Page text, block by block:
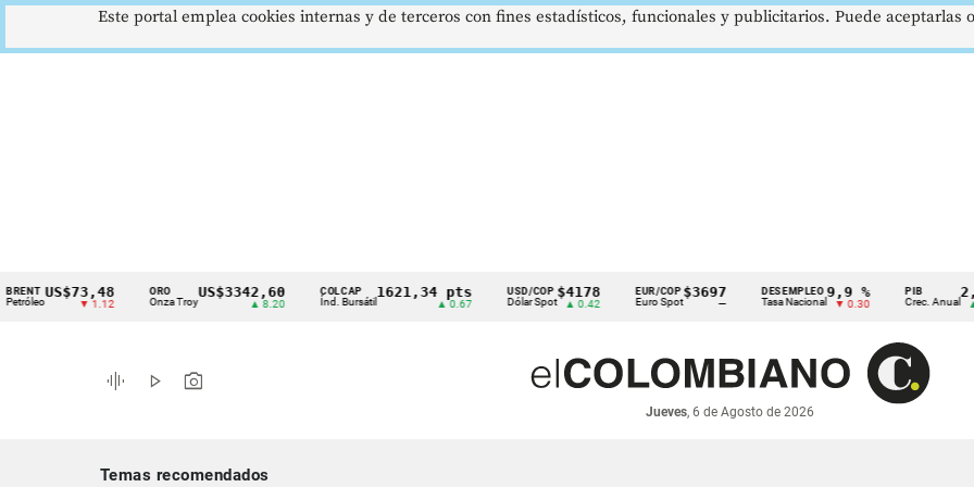
Cintillo
indicadores
económicos
US$73,48
▼ 1.12
ORO
Onza Troy
US$3342,60 COLCAP
Índ. Bursátil
1621,34 pts USD/COP
Dólar Spot
$4178
▲ 0.42
EUR/COP
Euro Spot
$3697
—
DESEMPLEO
Tasa Nacional
9,9 %
▼ 0.30
PIB
Crec. Anual
2,8 %
▲ 0.10
graphic_eq play_arrow photo_camera
Jueves, 6 de Agosto de 2026
Temas recomendados
Este portal emplea cookies internas y de terceros con fines estadísticos, funcionales y publicitarios. Puede aceptarlas